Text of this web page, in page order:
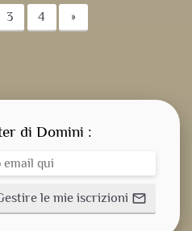
3 4 »
di Domini :
le mie iscrizioni mail_outline